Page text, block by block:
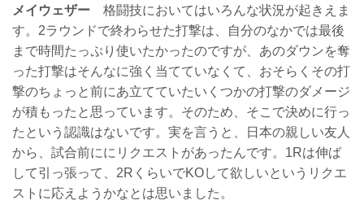
メイウェザー 格闘技においてはいろんな状況が起きえま
す。2ラウンドで終わらせた打撃は、自分のなかでは最後
まで時間たっぷり使いたかったのですが、あのダウンを奪
った打撃はそんなに強く当てていなくて、おそらくその打
撃のちょっと前にあ立てていたいくつかの打撃のダメージ
が積もったと思っています。そのため、そこで決めに行っ
たという認識はないです。実を言うと、日本の親しい友人
から、試合前ににリクエストがあったんです。1Rは伸ば
して引っ張って、2RくらいでKOして欲しいというリクエ
ストに応えようかなとは思いました。